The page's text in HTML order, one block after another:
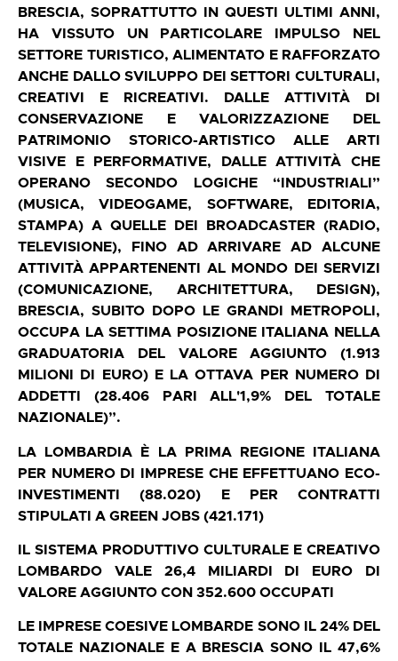
BRESCIA, SOPRATTUTTO IN QUESTI ULTIMI ANNI,
HA VISSUTO UN PARTICOLARE IMPULSO NEL
SETTORE TURISTICO, ALIMENTATO E RAFFORZATO
ANCHE DALLO SVILUPPO DEI SETTORI CULTURALI,
CREATIVI E RICREATIVI. DALLE ATTIVITÀ DI
CONSERVAZIONE E VALORIZZAZIONE DEL
PATRIMONIO STORICO-ARTISTICO ALLE ARTI
VISIVE E PERFORMATIVE, DALLE ATTIVITÀ CHE
OPERANO SECONDO LOGICHE “INDUSTRIALI”
(MUSICA, VIDEOGAME, SOFTWARE, EDITORIA,
STAMPA) A QUELLE DEI BROADCASTER (RADIO,
TELEVISIONE), FINO AD ARRIVARE AD ALCUNE
ATTIVITÀ APPARTENENTI AL MONDO DEI SERVIZI
(COMUNICAZIONE, ARCHITETTURA, DESIGN),
BRESCIA, SUBITO DOPO LE GRANDI METROPOLI,
OCCUPA LA SETTIMA POSIZIONE ITALIANA NELLA
GRADUATORIA DEL VALORE AGGIUNTO (1.913
MILIONI DI EURO) E LA OTTAVA PER NUMERO DI
ADDETTI (28.406 PARI ALL'1,9% DEL TOTALE
NAZIONALE)”.
LA LOMBARDIA È LA PRIMA REGIONE ITALIANA
PER NUMERO DI IMPRESE CHE EFFETTUANO ECO-
INVESTIMENTI (88.020) E PER CONTRATTI
STIPULATI A GREEN JOBS (421.171)
IL SISTEMA PRODUTTIVO CULTURALE E CREATIVO
LOMBARDO VALE 26,4 MILIARDI DI EURO DI
VALORE AGGIUNTO CON 352.600 OCCUPATI
LE IMPRESE COESIVE LOMBARDE SONO IL 24% DEL
TOTALE NAZIONALE E A BRESCIA SONO IL 47,6%